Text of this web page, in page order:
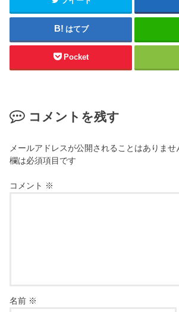
はてブ
Pocket
コメントを残す
メールアドレスが公開されることはありませ
欄は必須項目です
コメント ※
名前 ※